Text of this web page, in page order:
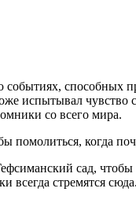
событиях,
чувство
со всего мира.
помолиться, когда
сад,
всегда стремятся сюда.